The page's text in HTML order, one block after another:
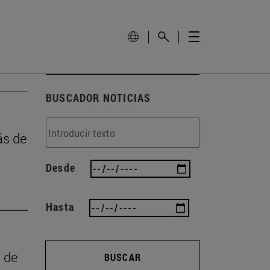
de
de
BUSCADOR NOTICIAS
Desde
Hasta
BUSCAR